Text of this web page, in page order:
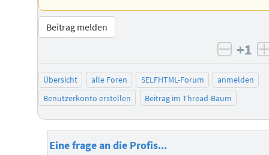
Beitrag melden
+1
Übersicht alle Foren SELFHTML-Forum
anmelden
Benutzerkonto erstellen
Beitrag im Thread-Baum
Eine frage an die Profis...